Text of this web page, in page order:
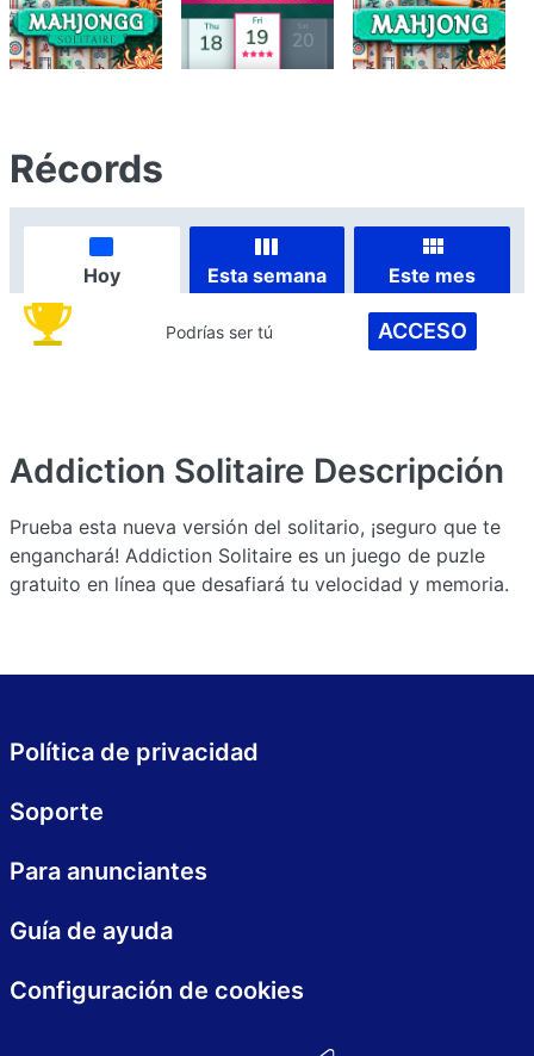
Récords
Hoy Esta semana Este mes
Podrías ser tú ACCESO
Addiction Solitaire Descripción
Prueba esta nueva versión del solitario, ¡seguro que te
enganchará! Addiction Solitaire es un juego de puzle
gratuito en línea que desafiará tu velocidad y memoria.
Política de privacidad
Soporte
Para anunciantes
Guía de ayuda
Configuración de cookies